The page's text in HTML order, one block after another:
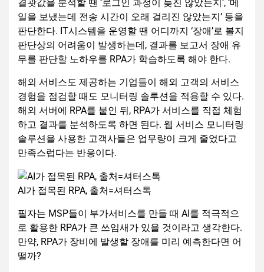
결괏값을 분석할 땐 ‘로그인 과정이 늦진 않았는지’, ‘메
일을 보냈는데 전송 시간이 오래 걸리진 않았는지’ 등을
판단한다. IT시스템을 운영할 땐 어디까지 ‘장애’로 볼지
판단상의 어려움이 발생하는데, 결과를 보고서 장애 유
무를 판단할 노하우를 RPA가 학습하도록 해야 한다.
해외 서비스도 제공하는 기업들이 해외 고객의 서비스
경험을 점검할 때도 모니터링 솔루션을 적용할 수 있다.
해외 서버에 RPA를 붙인 뒤, RPA가 서비스를 직접 체험
하고 결과를 분석하도록 하면 된다. 웹 서비스 모니터링
솔루션을 사용한 고객사들은 업무량이 크게 줄었다고
만족스럽다는 반응이다.
AI가 접목된 RPA, 출처=셔터스톡
필자는 MSP들이 부가서비스를 만들 때 AI를 적극적으
로 활용한 RPA가 큰 쓰임새가 있을 것이라고 생각한다.
만약, RPA가 장비에 발생할 장애를 미리 예측한다면 어
떨까?